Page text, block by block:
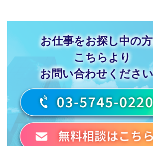
お仕事をお探し中の
こちらより
お問い合わせください